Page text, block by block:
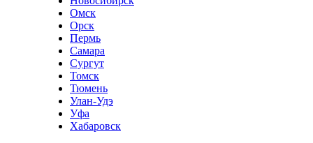
Омск
Орск
Пермь
Самара
Сургут
Томск
Тюмень
Улан-Удэ
Уфа
Хабаровск